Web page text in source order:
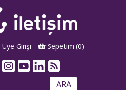
Üye Girişi Sepetim (0)
ARA